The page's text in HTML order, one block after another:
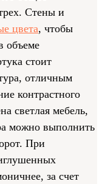
Стены и
цвета, чтобы
объеме
стоит
отличным
контрастного
светлая мебель,
можно выполнить
При
за счет